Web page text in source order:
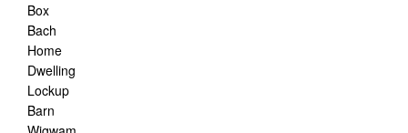
Box
Bach
Home
Dwelling
Lockup
Barn